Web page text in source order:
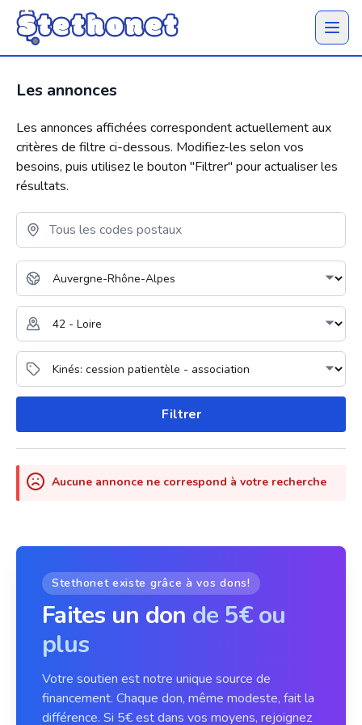
Ouvrir
Les annonces
Les annonces affichées correspondent actuellement aux
critères de filtre ci-dessous. Modifiez-les selon vos
besoins, puis utilisez le bouton "Filtrer" pour actualiser les
résultats.
Filtrer
Aucune annonce ne correspond à votre recherche
Stethonet existe grâce à vos dons!
Faites un don de 5€ ou
plus
Votre soutien est notre unique source de
financement. Chaque don, même modeste, fait la
différence. Si 5€ est dans vos moyens, rejoignez